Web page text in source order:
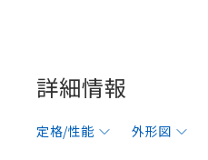
詳細情報
定格/性能 外形図